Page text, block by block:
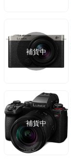
補貨中
補貨中